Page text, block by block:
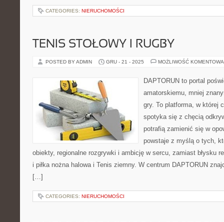
CATEGORIES: NIERUCHOMOŚCI
TENIS STOŁOWY I RUGBY
POSTED BY ADMIN GRU - 21 - 2025 MOŻLIWOŚĆ
DAPTORUN to portal
amatorskiemu, mniej
gry. To platforma, w której
spotyka się z chęcią
potrafią zamienić się w
powstaje z myślą o tych,
obiekty, regionalne rozgrywki i ambicję w sercu, zamiast błysku
i piłka nożna halowa i Tenis ziemny. W centrum DAPTORUN
[…]
CATEGORIES: NIERUCHOMOŚCI